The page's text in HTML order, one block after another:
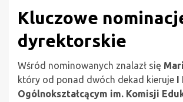
Kluczowe
dyrektorskie
Wśród nominowanych znalazł się
który od ponad dwóch dekad kieruje I
Ogólnokształcącym im. Komisji